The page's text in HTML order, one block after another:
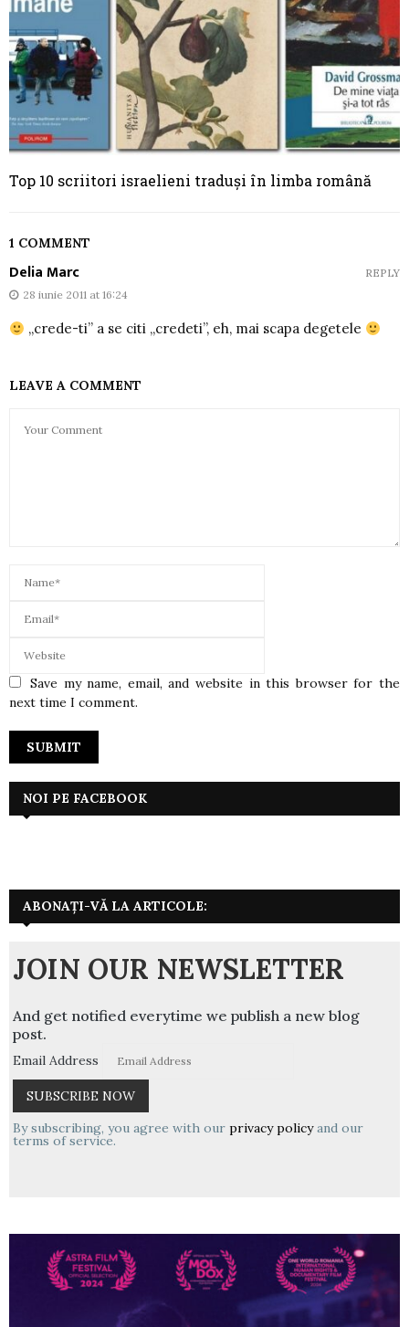
Top 10 scriitori israelieni traduși în limba română
1 COMMENT
Delia Marc
28 iunie 2011 at 16:24
„crede-ti” a se citi „credeti”, eh, mai scapa degetele
REPLY
LEAVE A COMMENT
Save my name, email, and website in this browser for the
next time I comment.
NOI PE FACEBOOK
ABONAȚI-VĂ LA ARTICOLE:
JOIN OUR NEWSLETTER
And get notified everytime we publish a new blog
post.
Email Address
By subscribing, you agree with our privacy policyand our
terms of service.